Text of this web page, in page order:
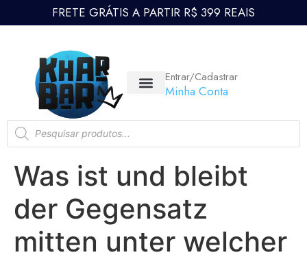
FRETE GRÁTIS A PARTIR R$ 399 REAIS
Entrar/Cadastrar
Minha Conta
Was ist und bleibt
der Gegensatz
mitten unter welcher